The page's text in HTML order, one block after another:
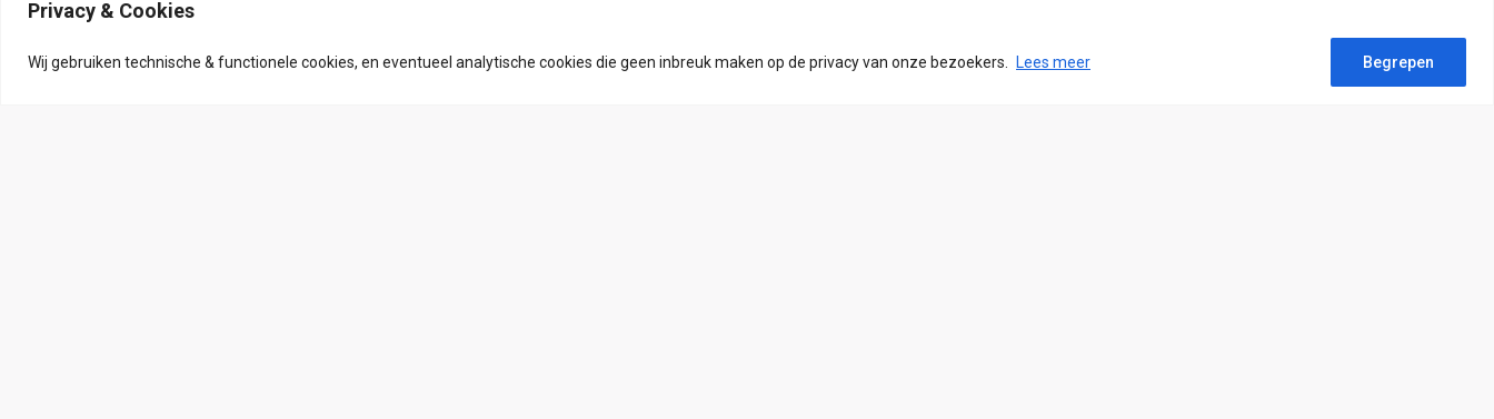
Privacy & Cookies
Wij gebruiken technische & functionele cookies, en eventueel analytische cookies die geen inbreuk maken op de privacy van onze bezoekers. Lees meer Begrepen